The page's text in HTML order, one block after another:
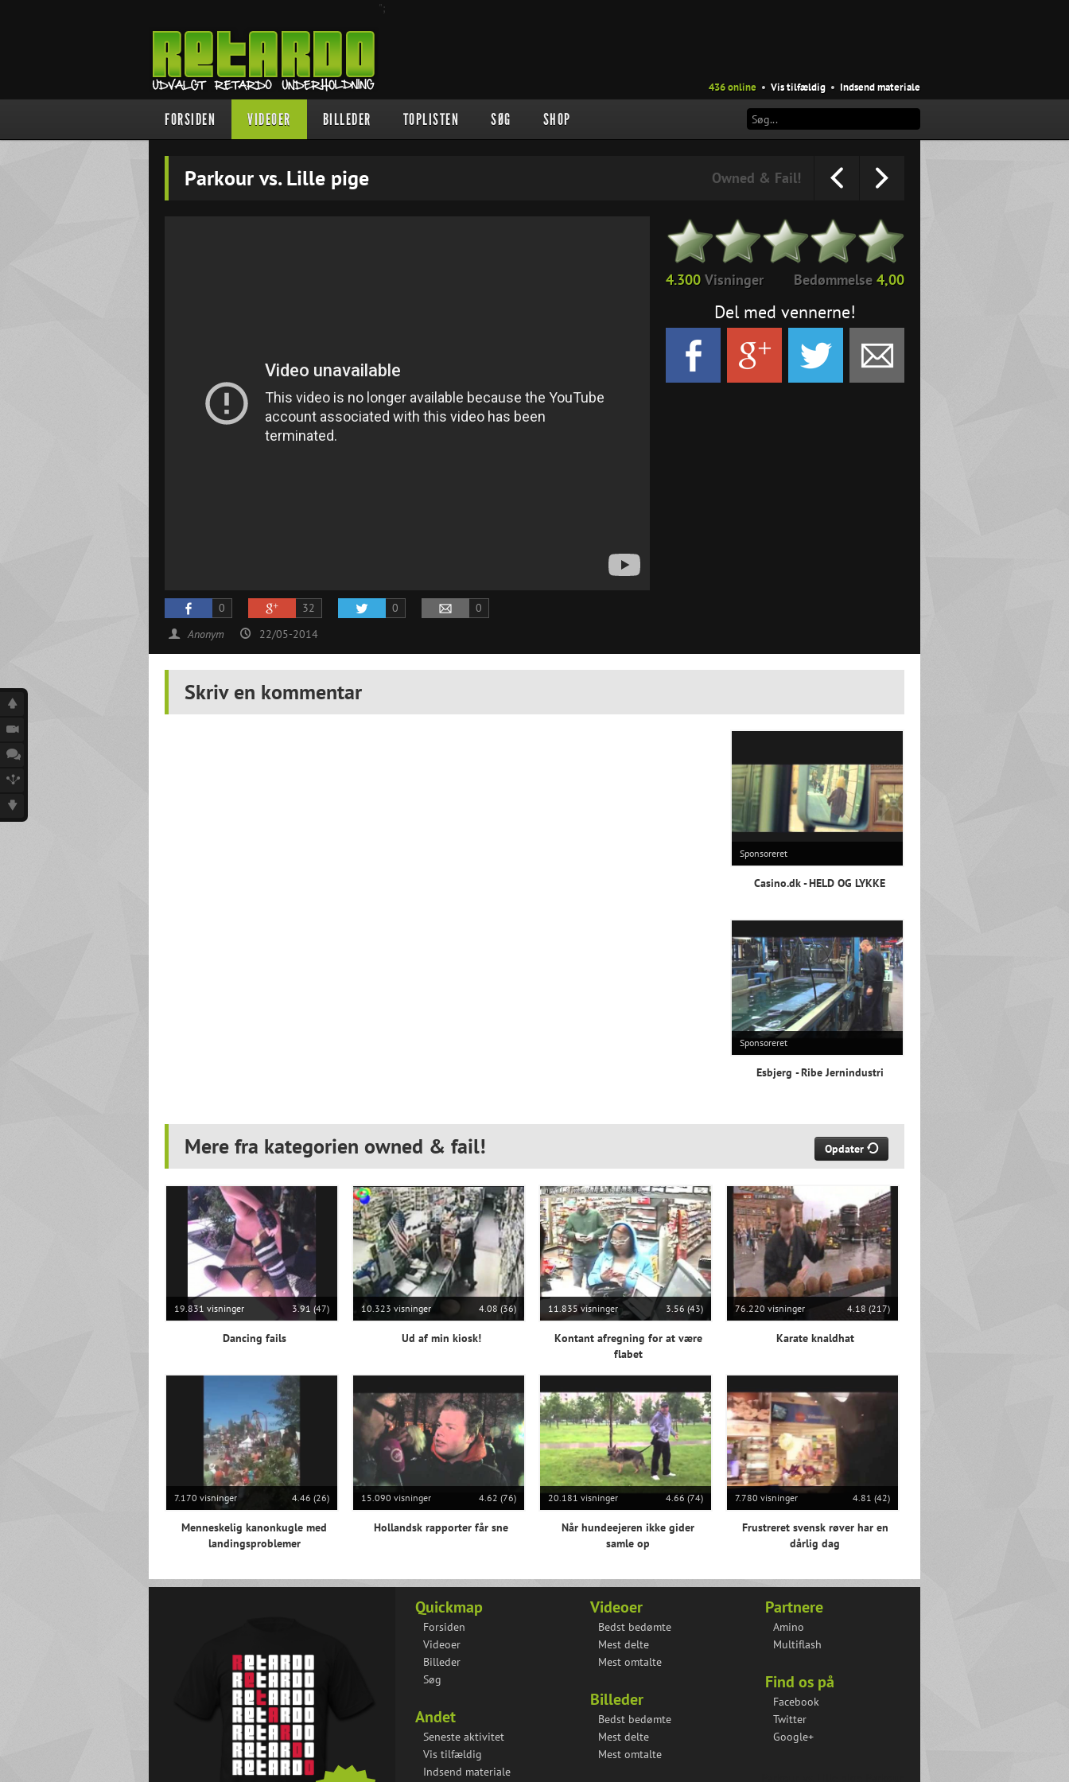
";
436 online • Vis tilfældig • Indsend materiale
FORSIDEN VIDEOER BILLEDER TOPLISTEN SØG SHOP
Parkour vs. Lille pige Owned & Fail!
4.300 Visninger Bedømmelse 4,00
Del med vennerne!
0 32 0
0
Anonym
22/05-2014
Skriv en kommentar
Sponsoreret
Casino.dk - HELD OG LYKKE
Sponsoreret
Esbjerg - Ribe Jernindustri
Mere fra kategorien owned & fail! Opdater
19.831 visninger 3.91 (47)
Dancing fails
10.323 visninger 4.08 (36)
Ud af min kiosk!
11.835 visninger 3.56 (43)
Kontant afregning for at være
flabet
76.220 visninger 4.18 (217)
Karate knaldhat
7.170 visninger 4.46 (26)
Menneskelig kanonkugle med
landingsproblemer
15.090 visninger 4.62 (76)
Hollandsk rapporter får sne
20.181 visninger 4.66 (74)
Når hundeejeren ikke gider
samle op
7.780 visninger 4.81 (42)
Frustreret svensk røver har en
dårlig dag
Partnere
Amino
Multiflash
Find os på
Facebook
Twitter
Google+
Videoer
Bedst bedømte
Mest delte
Mest omtalte
Billeder
Bedst bedømte
Mest delte
Mest omtalte
Quickmap
Forsiden
Videoer
Billeder
Søg
Andet
Seneste aktivitet
Vis tilfældig
Indsend materiale